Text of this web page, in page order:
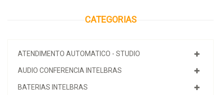
CATEGORIAS
ATENDIMENTO AUTOMATICO - STUDIO
AUDIO CONFERENCIA INTELBRAS
BATERIAS INTELBRAS